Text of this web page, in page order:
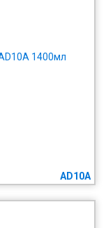
1400мл
AD10A